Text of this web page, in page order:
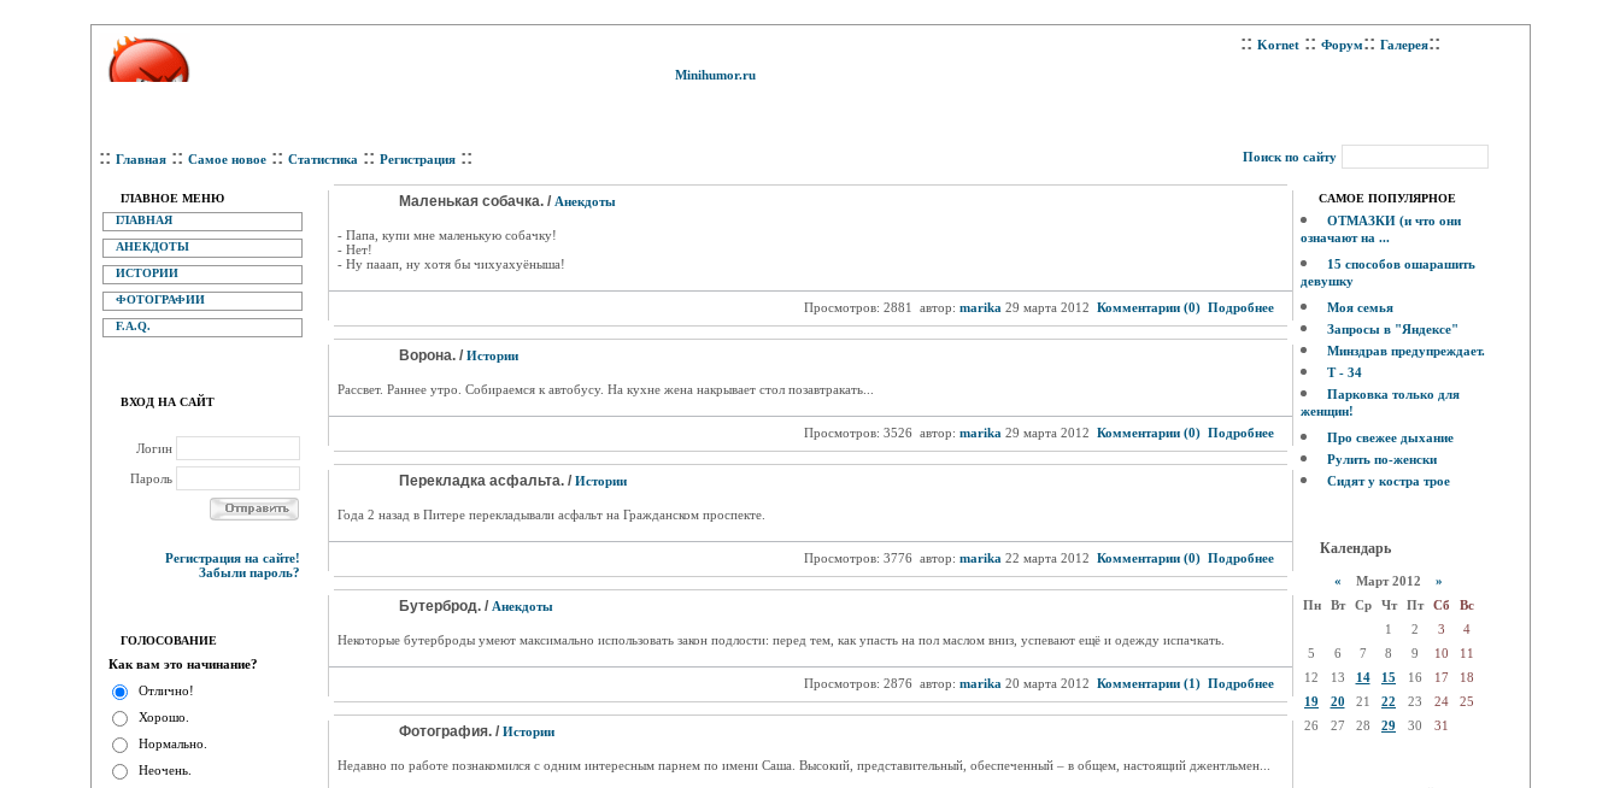
Minihumor.ru
:: Kornet :: Форум:: Галерея::
:: Главная :: Самое новое :: Статистика :: Регистрация :: Поиск по сайту
ГЛАВНОЕ МЕНЮ
ГЛАВНАЯ
АНЕКДОТЫ
ИСТОРИИ
ФОТОГРАФИИ
F.A.Q.
ВХОД НА САЙТ
Логин
Пароль
Регистрация на сайте!
Забыли пароль?
ГОЛОСОВАНИЕ
Как вам это начинание?
Отлично!
Хорошо.
Нормально.
Неочень.
Маленькая собачка. / Анекдоты
- Папа, купи мне маленькую собачку!
- Нет!
- Ну пааап, ну хотя бы чихуахуёныша!
Просмотров: 2881 автор: marika 29 марта 2012 Комментарии (0) Подробнее
Ворона. / Истории
Рассвет. Раннее утро. Собираемся к автобусу. На кухне жена накрывает стол позавтракать...
Просмотров: 3526 автор: marika 29 марта 2012 Комментарии (0) Подробнее
Перекладка асфальта. / Истории
Года 2 назад в Питере перекладывали асфальт на Гражданском проспекте.
Просмотров: 3776 автор: marika 22 марта 2012 Комментарии (0) Подробнее
Бутерброд. / Анекдоты
Некоторые бутерброды умеют максимально использовать закон подлости: перед тем, как упасть на пол маслом вниз, успевают ещё и одежду испачкать.
Просмотров: 2876 автор: marika 20 марта 2012 Комментарии (1) Подробнее
Фотография. / Истории
Недавно по работе познакомился с одним интересным парнем по имени Саша. Высокий, представительный, обеспеченный – в общем, настоящий джентльмен...
САМОЕ ПОПУЛЯРНОЕ
ОТМАЗКИ (и что они
означают на ...
15 способов ошарашить
девушку
Моя семья
Запросы в "Яндексе"
Минздрав предупреждает.
Т - 34
Парковка только для
женщин!
Про свежее дыхание
Рулить по-женски
Сидят у костра трое
Календарь
« Март 2012 »
Пн
Вт Ср Чт Пт Сб
Вс
1
2 3
4
5
6 7 8 9 10
11
12
13 14 15 16 17
18
19
20 21 22 23 24
25
26
27 28 29 30 31